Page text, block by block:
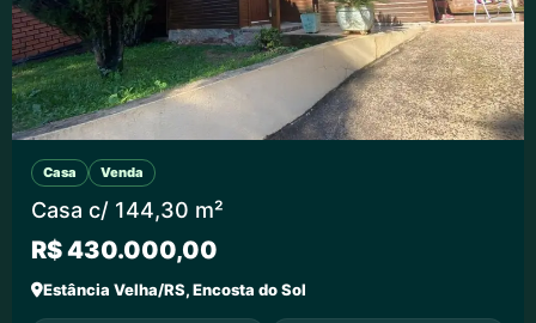
Casa Venda
Casa c/ 144,30 m²
R$ 430.000,00
Estância Velha/RS, Encosta do Sol